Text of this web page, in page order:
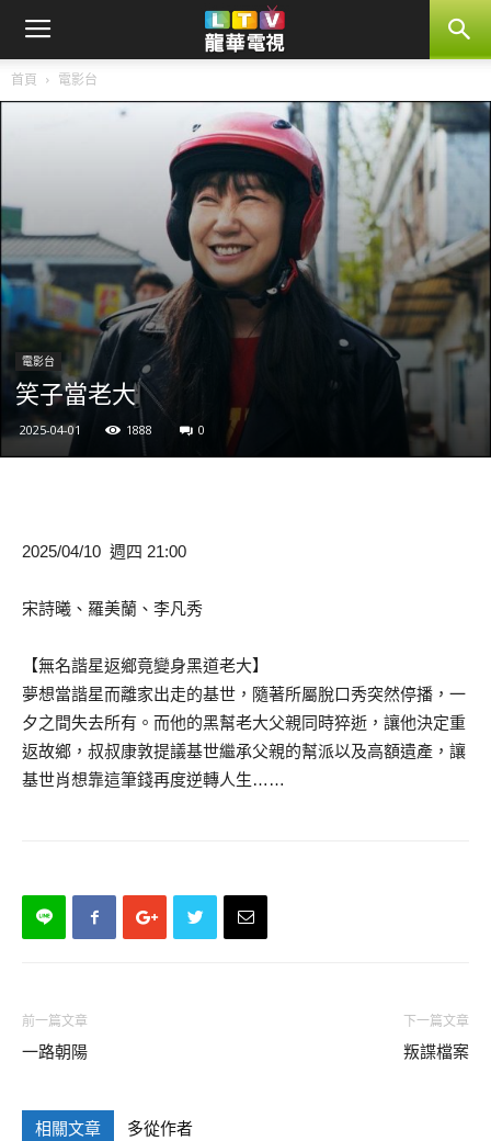
首頁 電影台
電影台
笑子當老大
2025-04-01 1888 0
2025/04/10 週四 21:00
宋詩曦、羅美蘭、李凡秀
【無名諧星返鄉竟變身黑道老大】
夢想當諧星而離家出走的基世，隨著所屬脫口秀突然停播，一
夕之間失去所有。而他的黑幫老大父親同時猝逝，讓他決定重
返故鄉，叔叔康敦提議基世繼承父親的幫派以及高額遺產，讓
基世肖想靠這筆錢再度逆轉人生……
前一篇文章
一路朝陽
下一篇文章
叛諜檔案
相關文章 多從作者